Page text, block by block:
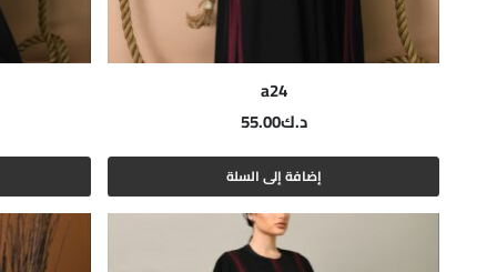
a24
د.ك55.00
إضافة إلى السلة